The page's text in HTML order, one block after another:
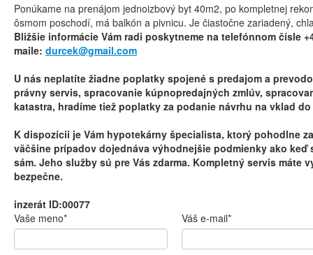
Ponúkame na prenájom jednoizbový byt 40m2, po kompletnej
ôsmom poschodí, má balkón a pivnicu. Je čiastočne zariadený,
Bližšie informácie Vám radi poskytneme na telefónnom čísle
maile: durcek@gmail.com
U nás neplatíte žiadne poplatky spojené s predajom a
právny servis, spracovanie kúpnopredajných zmlúv,
katastra, hradíme tiež poplatky za podanie návrhu na vklad
K dispozícii je Vám hypotekárny špecialista, ktorý pohodlne
väčšine prípadov dojednáva výhodnejšie podmienky ako
sám. Jeho služby sú pre Vás zdarma. Kompletný servis máte
bezpečne.
inzerát ID:00077
Vaše meno*
Váš e-mail*